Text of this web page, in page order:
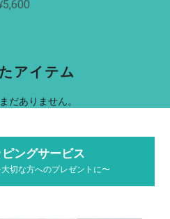
¥5,600
アイテム
だありません。
ングサービス
切な方へのプレゼントに〜